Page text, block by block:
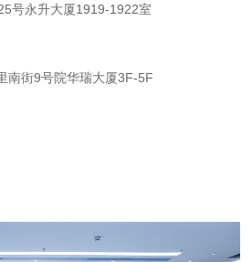
号永升大厦1919-1922室
南街9号院华瑞大厦3F-5F